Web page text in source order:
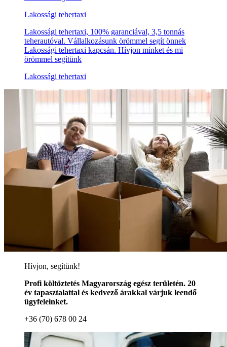
Lakossági tehertaxi
Lakossági tehertaxi, 100% garanciával, 3,5 tonnás
teherautóval. Vállalkozásunk örömmel segít önnek
Lakossági tehertaxi kapcsán. Hívjon minket és mi
örömmel segítünk
Lakossági tehertaxi
Hívjon, segítünk!
Profi költöztetés Magyarország egész területén. 20
év tapasztalattal és kedvező árakkal várjuk leendő
ügyfeleinket.
+36 (70) 678 00 24